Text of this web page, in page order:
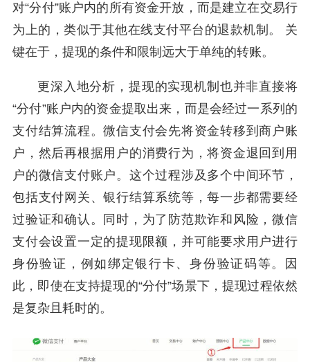
对“分付”账户内的所有资金开放，而是建立在交易行
为上的，类似于其他在线支付平台的退款机制。 关
键在于，提现的条件和限制远大于单纯的转账。
更深入地分析，提现的实现机制也并非直接将
“分付”账户内的资金提取出来，而是会经过一系列的
支付结算流程。微信支付会先将资金转移到商户账
户，然后再根据用户的消费行为，将资金退回到用
户的微信支付账户。这个过程涉及多个中间环节，
包括支付网关、银行结算系统等，每一步都需要经
过验证和确认。同时，为了防范欺诈和风险，微信
支付会设置一定的提现限额，并可能要求用户进行
身份验证，例如绑定银行卡、身份验证码等。因
此，即使在支持提现的“分付”场景下，提现过程依然
是复杂且耗时的。